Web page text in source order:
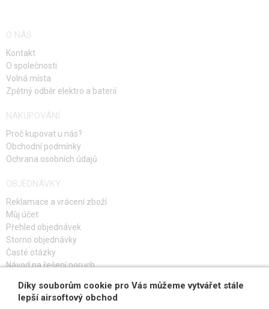
O NÁS
Kontakt
O společnosti
Volná místa
Zpětný odběr elektro a baterií
NAKUPOVÁNÍ
Proč kupovat u nás?
Obchodní podmínky
Ochrana osobních údajů
OBJEDNÁVKY
Reklamace a vrácení zboží
Můj účet
Přehled objednávek
Storno objednávky
Časté otázky
Návod na řešení poruch
PŘIHLAŠ SE K ODBĚRU
Díky souborům cookie pro Vás můžeme vytvářet stále
lepší airsoftový obchod